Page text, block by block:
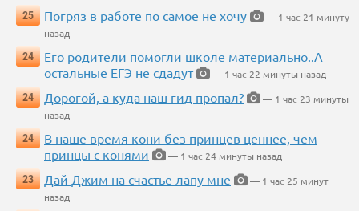
25 Погряз в работе по самое не хочу
— 1 час 21 минуту
назад
24
Его родители помогли школе материально..А
остальные ЕГЭ не сдадут
— 1 час 22 минуты назад
24
Дорогой, а куда наш гид пропал?
— 1 час 23 минуты
назад
24
В наше время кони без принцев ценнее, чем
принцы с конями
— 1 час 24 минуты назад
23
Дай Джим на счастье лапу мне
— 1 час 25 минут
назад